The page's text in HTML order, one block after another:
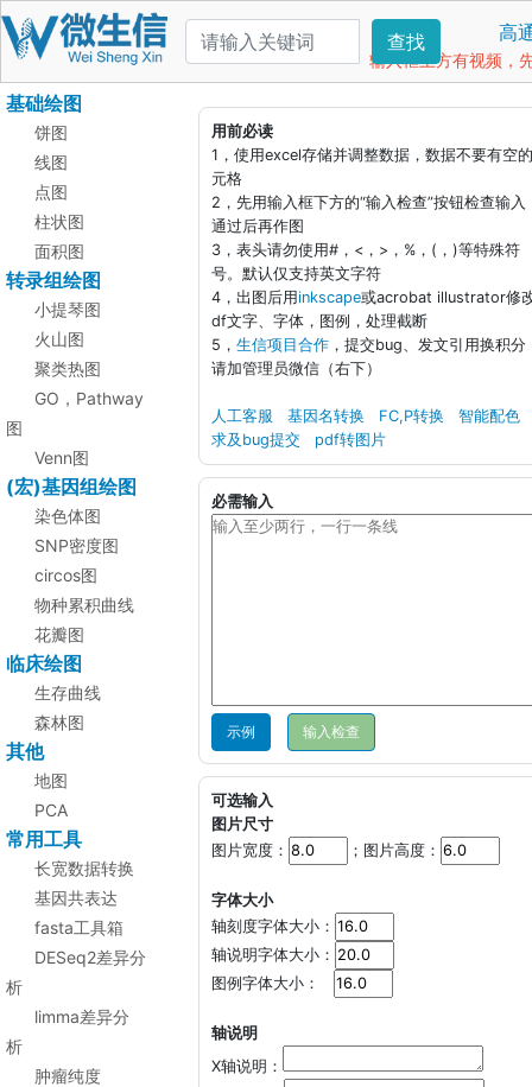
查找 高
输入框上方有视频，
基础绘图
饼图
线图
点图
柱状图
面积图
转录组绘图
小提琴图
火山图
聚类热图
GO，Pathway
图
Venn图
(宏)基因组绘图
染色体图
SNP密度图
circos图
物种累积曲线
花瓣图
临床绘图
生存曲线
森林图
其他
地图
PCA
常用工具
长宽数据转换
基因共表达
fasta工具箱
DESeq2差异分
析
limma差异分
析
肿瘤纯度
用前必读
1，使用excel存储并调整数据，数据不要有空
元格
2，先用输入框下方的“输入检查”按钮检查输入
通过后再作图
3，表头请勿使用#，<，>，%，(，)等特殊符
号。默认仅支持英文字符
4，出图后用inkscape或acrobat illustrator修
df文字、字体，图例，处理截断
5， 生信项目合作 ，提交bug、发文引用换积分
请加管理员微信（右下）
人工客服 基因名转换 FC,P转换
智能配色
求及bug提交
pdf转图片
必需输入
示例
可选输入
图片尺寸
图片宽度：
；图片高度：
字体大小
轴刻度字体大小：
轴说明字体大小：
图例字体大小：
轴说明
X轴说明：